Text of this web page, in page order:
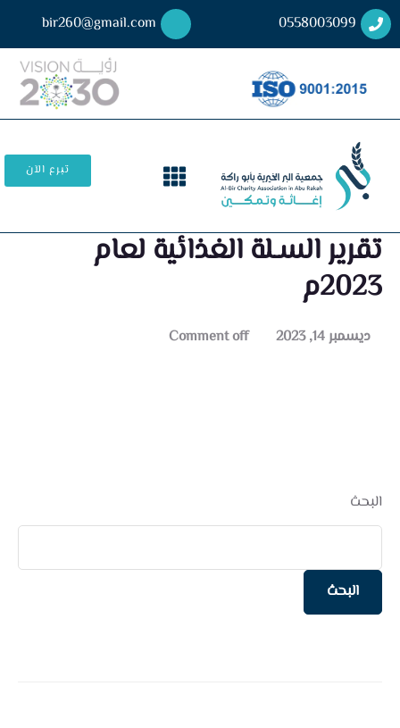
0558003099
bir260@gmail.com
تبرع الآن
تقرير السـلة الغذائية لعام
2023م
ديسمبر 14, 2023 Comment off
البحث
البحث